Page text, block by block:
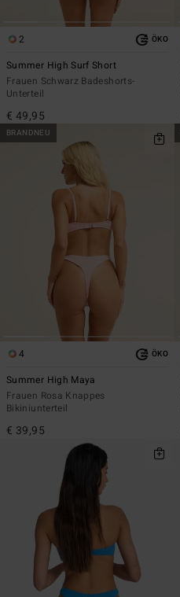
2 ÖKO
Summer High Surf Short
Frauen Schwarz Badeshorts-
Unterteil
€ 49,95
BRANDNEU
4 ÖKO
Summer High Maya
Frauen Rosa Knappes
Bikiniunterteil
€ 39,95